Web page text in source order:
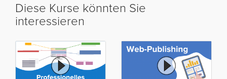
Diese Kurse könnten Sie
interessieren